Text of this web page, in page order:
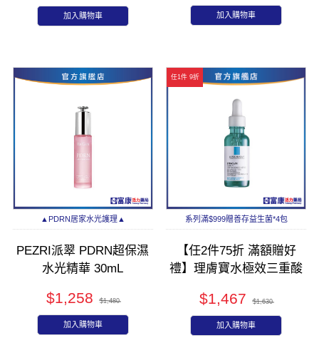
加入購物車 加入購物車
▲PDRN居家水光護理▲
PEZRI派翠 PDRN超保濕
水光精華 30mL
$1,258 $1,480
加入購物車
任1件 9折
系列滿$999贈善存益生菌*4包
【任2件75折 滿額贈好
禮】理膚寶水極效三重酸
$1,467 $1,630
加入購物車